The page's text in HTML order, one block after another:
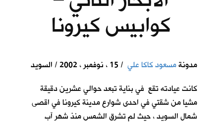
كوابيس كيرونا
مدونةمسعود كاكا علي / 15 ، نوفمبر ، 2002 / السويد
كانت عيادته تقع في بناية تبعد حوالي عشرين دقيقة
مشيا من شقتي في احدى شوارع مدينة كيرونا في اقصى
شمال السويد ، حيث لم تشرق الشمس منذ شهر آب